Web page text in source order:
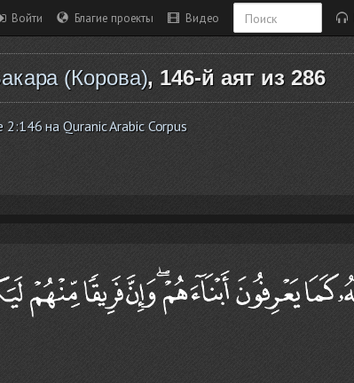
Войти Благие проекты Видео
(Корова), 146-й аят из 286
на Quranic Arabic Corpus